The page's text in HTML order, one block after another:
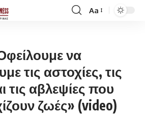
Font
Aa
να
τις αστοχίες, τις
τις αβλεψίες που
ζωές» (video)